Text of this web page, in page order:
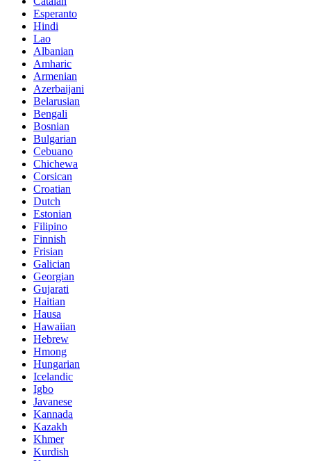
Esperanto
Hindi
Lao
Albanian
Amharic
Armenian
Azerbaijani
Belarusian
Bengali
Bosnian
Bulgarian
Cebuano
Chichewa
Corsican
Croatian
Dutch
Estonian
Filipino
Finnish
Frisian
Galician
Georgian
Gujarati
Haitian
Hausa
Hawaiian
Hebrew
Hmong
Hungarian
Icelandic
Igbo
Javanese
Kannada
Kazakh
Khmer
Kurdish